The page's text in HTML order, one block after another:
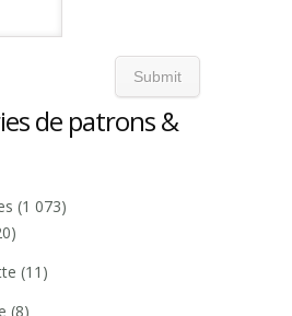
de patrons &
(1 073)
(11)
(8)